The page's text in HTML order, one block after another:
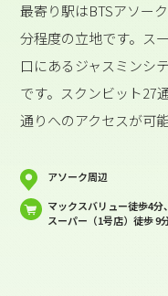
最寄り駅はBTSアソー
分程度の立地です。ス
口にあるジャスミンシ
です。スクンビット27
通りへのアクセスが可能
アソーク周辺
マックスバリュー徒歩4分
スーパー（1号店）徒歩 9